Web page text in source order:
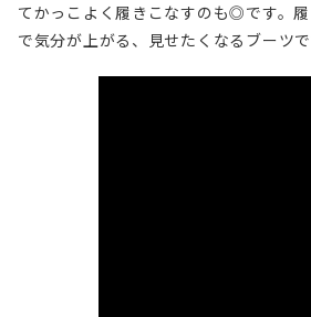
てかっこよく履きこなすのも◎です。
で気分が上がる、見せたくなるブーツで